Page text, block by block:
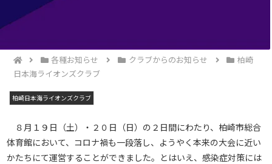
各種お知らせ クラブからのお知らせ
柏崎
日本海ライオンズクラブ
柏崎日本海ライオンズクラブ
８月１９日（土）・２０日（日）の２日間にわたり、柏崎市総合
体育館において、コロナ禍も一段落し、ようやく本来の大会に近い
かたちにて運営することができました。とはいえ、感染症対策には